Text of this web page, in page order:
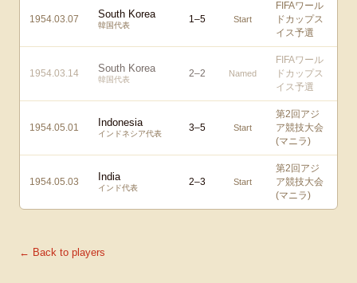
1954.03.07 South Korea
韓国代表
1–5 Start
FIFAワール
ドカップス
イス予選
1954.03.14 South Korea
韓国代表
2–2 Named
FIFAワール
ドカップス
イス予選
1954.05.01 Indonesia
インドネシア代表
3–5 Start
第2回アジ
ア競技大会
(マニラ)
1954.05.03 India
インド代表
2–3 Start
第2回アジ
ア競技大会
(マニラ)
← Back to players